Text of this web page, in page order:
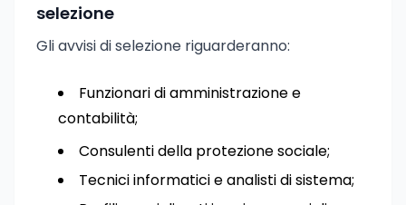
selezione
Gli avvisi di selezione riguarderanno:
Funzionari di amministrazione e
contabilità;
Consulenti della protezione sociale;
Tecnici informatici e analisti di sistema;